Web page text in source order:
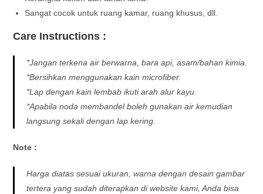
Sangat cocok untuk ruang kamar, ruang khusus, dll.
Care Instructions :
*Jangan terkena air berwarna, bara api, asam/bahan kimia.
*Bersihkan menggunakan kain microfiber.
*Lap dengan kain lembab ikuti arah alur kayu.
*Apabila noda membandel boleh gunakan air kemudian
langsung sekali dengan lap kering.
Note :
Harga diatas sesuai ukuran, warna dengan desain gambar
tertera yang sudah diterapkan di website kami, Anda bisa